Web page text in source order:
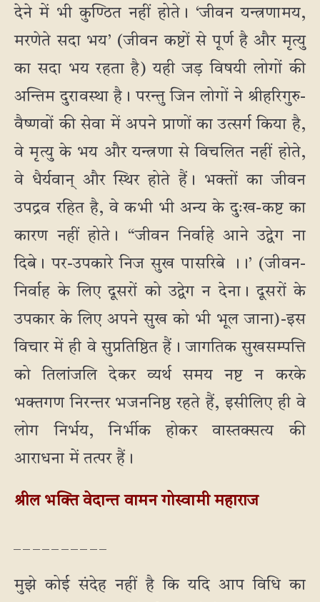
देने में भी कुण्ठित नहीं होते। ‘जीवन यन्त्रणामय,
मरणेते सदा भय’ (जीवन कष्टों से पूर्ण है और मृत्यु
का सदा भय रहता है) यही जड़ विषयी लोगों की
अन्तिम दुरावस्था है। परन्तु जिन लोगों ने श्रीहरिगुरु-
वैष्णवों की सेवा में अपने प्राणों का उत्सर्ग किया है,
वे मृत्यु के भय और यन्त्रणा से विचलित नहीं होते,
वे धैर्यवान् और स्थिर होते हैं। भक्तों का जीवन
उपद्रव रहित है, वे कभी भी अन्य के दुःख-कष्ट का
कारण नहीं होते। “जीवन निर्वाहे आने उद्वेग ना
दिबे। पर-उपकारे निज सुख पासरिबे ।।’ (जीवन-
निर्वाह के लिए दूसरों को उद्वेग न देना। दूसरों के
उपकार के लिए अपने सुख को भी भूल जाना)-इस
विचार में ही वे सुप्रतिष्ठित हैं। जागतिक सुखसम्पत्ति
को तिलांजलि देकर व्यर्थ समय नष्ट न करके
भक्तगण निरन्तर भजननिष्ठ रहते हैं, इसीलिए ही वे
लोग निर्भय, निर्भीक होकर वास्तक्सत्य की
आराधना में तत्पर हैं।
श्रील भक्ति वेदान्त वामन गोस्वामी महाराज
मुझे कोई संदेह नहीं है कि यदि आप विधि का